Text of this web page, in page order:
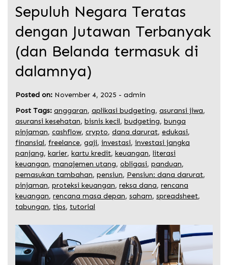
Sepuluh Negara Teratas
dengan Jutawan Terbanyak
(dan Belanda termasuk di
dalamnya)
Posted on: November 4, 2025 - admin
Post Tags: anggaran, aplikasi budgeting, asuransi jiwa,
asuransi kesehatan, bisnis kecil, budgeting, bunga
pinjaman, cashflow, crypto, dana darurat, edukasi,
finansial, freelance, gaji, investasi, investasi jangka
panjang, karier, kartu kredit, keuangan, literasi
keuangan, manajemen utang, obligasi, panduan,
pemasukan tambahan, pensiun, Pensiun: dana darurat,
pinjaman, proteksi keuangan, reksa dana, rencana
keuangan, rencana masa depan, saham, spreadsheet,
tabungan, tips, tutorial